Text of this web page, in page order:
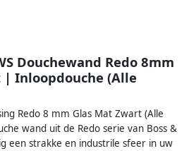
Douchewand Redo 8mm
Inloopdouche (Alle
Redo 8 mm Glas Mat Zwart (Alle
wand uit de Redo serie van Boss &
een strakke en industrile sfeer in uw